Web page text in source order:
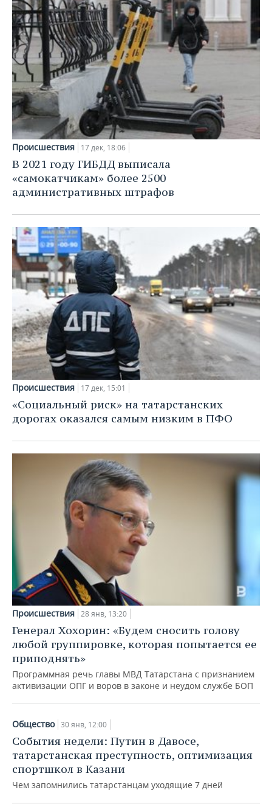
Происшествия 17 дек, 18:06
В 2021 году ГИБДД выписала
«самокатчикам» более 2500
административных штрафов
Происшествия 17 дек, 15:01
«Социальный риск» на татарстанских
дорогах оказался самым низким в ПФО
Происшествия 28 янв, 13:20
Генерал Хохорин: «Будем сносить голову
любой группировке, которая попытается ее
приподнять»
Программная речь главы МВД Татарстана с признанием
активизации ОПГ и воров в законе и неудом службе БОП
Общество 30 янв, 12:00
События недели: Путин в Давосе,
татарстанская преступность, оптимизация
спортшкол в Казани
Чем запомнились татарстанцам уходящие 7 дней